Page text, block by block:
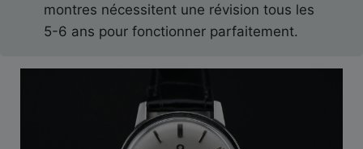
montres nécessitent une révision tous les
5-6 ans pour fonctionner parfaitement.